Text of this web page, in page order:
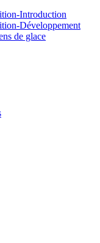
Introduction
Développement
de glace